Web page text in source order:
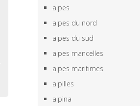
alpes
alpes du nord
alpes du sud
alpes mancelles
alpes maritimes
alpilles
alpina